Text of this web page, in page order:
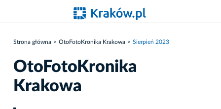
Strona główna OtoFotoKronika Krakowa Sierpień 2023
OtoFotoKronika
Krakowa